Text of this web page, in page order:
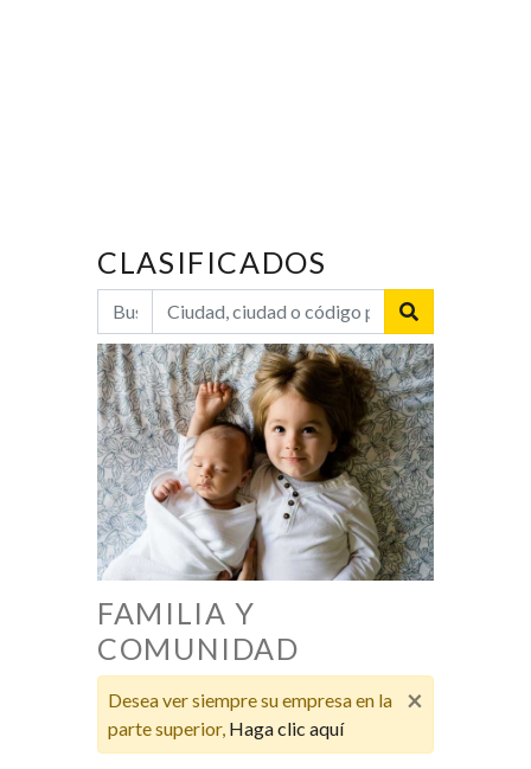
CLASIFICADOS
FAMILIA Y
COMUNIDAD
×
Desea ver siempre su empresa en la
parte superior, Haga clic aquí